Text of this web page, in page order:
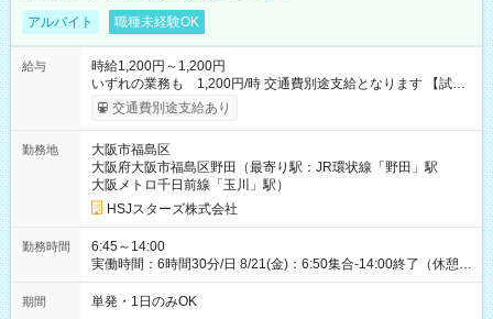
アルバイト 職種未経験OK
給与
時給1,200円～1,200円
いずれの業務も 1,200円/時 交通費別途支給となります 【試用
期間】試用期間なし
交通費別途支給あり
勤務地
大阪市福島区
大阪府大阪市福島区野田（最寄り駅：JR環状線「野田」駅
大阪メトロ千日前線「玉川」駅）
HSJスターズ株式会社
勤務時間
6:45～14:00
実働時間：6時間30分/日 8/21(金)：6:50集合-14:00終了（休憩
45分)
期間 単発・1日のみOK